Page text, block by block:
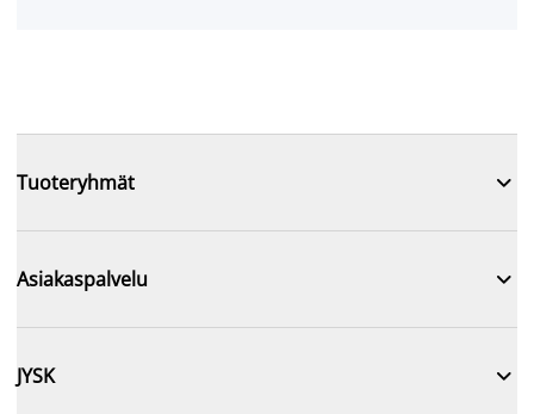
Tuoteryhmät 
Asiakaspalvelu 
JYSK 